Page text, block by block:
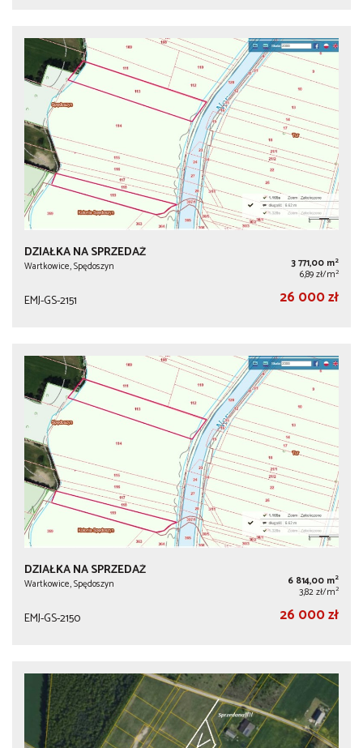
DZIAŁKA NA SPRZEDAŻ
Wartkowice, Spędoszyn 3 771,00 m2
6,89 zł/m2
EMJ-GS-2151 26 000 zł
DZIAŁKA NA SPRZEDAŻ
Wartkowice, Spędoszyn 6 814,00 m2
3,82 zł/m2
EMJ-GS-2150 26 000 zł